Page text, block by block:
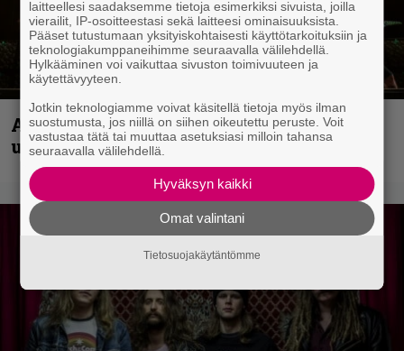
Anthrax vie katsojat keikkatunnelmiin
uudella videollaan
laitteellesi saadaksemme tietoja esimerkiksi sivuista, joilla
vierailit, IP-osoitteestasi sekä laitteesi ominaisuuksista.
Pääset tutustumaan yksityiskohtaisesti käyttötarkoituksiin ja
teknologiakumppaneihimme seuraavalla välilehdellä.
Hylkääminen voi vaikuttaa sivuston toimivuuteen ja
käytettävyyteen.
Jotkin teknologiamme voivat käsitellä tietoja myös ilman
suostumusta, jos niillä on siihen oikeutettu peruste. Voit
vastustaa tätä tai muuttaa asetuksiasi milloin tahansa
seuraavalla välilehdellä.
Hyväksyn kaikki
Omat valintani
Tietosuojakäytäntömme